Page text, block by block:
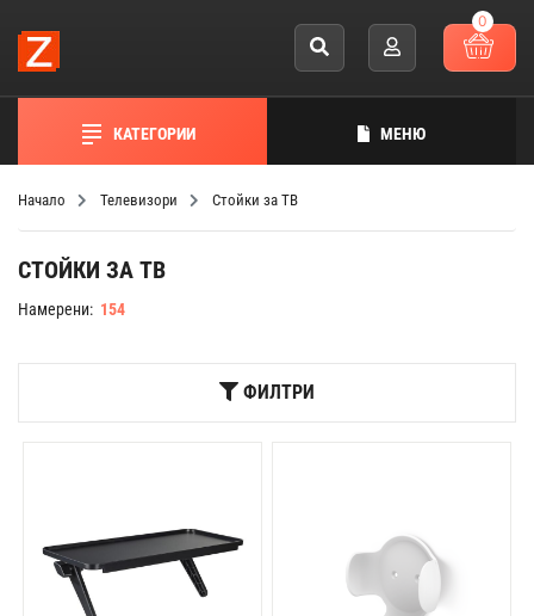
0
КАТЕГОРИИ МЕНЮ
Начало Телевизори Стойки за ТВ
СТОЙКИ ЗА ТВ
Намерени: 154
ФИЛТРИ